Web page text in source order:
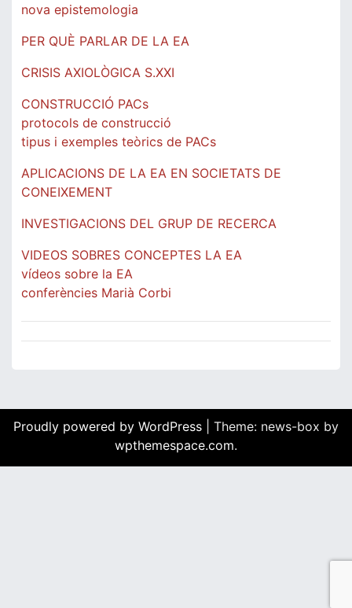
nova epistemologia
PER QUÈ PARLAR DE LA EA
CRISIS AXIOLÒGICA S.XXI
CONSTRUCCIÓ PACs
protocols de construcció
tipus i exemples teòrics de PACs
APLICACIONS DE LA EA EN SOCIETATS DE
CONEIXEMENT
INVESTIGACIONS DEL GRUP DE RECERCA
VIDEOS SOBRES CONCEPTES LA EA
vídeos sobre la EA
conferències Marià Corbi
Proudly powered by WordPress
Theme: news-box by
wpthemespace.com.